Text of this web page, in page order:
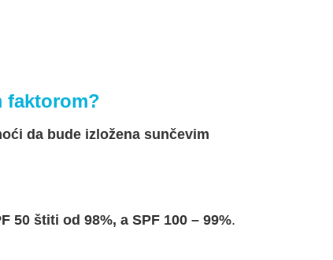
faktorom?
da bude izložena sunčevim
50 štiti od 98%, a SPF 100 – 99%.